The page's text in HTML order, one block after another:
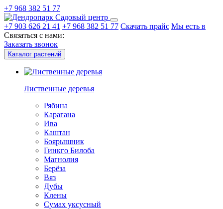
+7 968 382 51 77
Садовый центр
+7 903 626 21 41 +7 968 382 51 77 Скачать прайс Мы есть в
Связаться с нами:
Заказать звонок
Каталог растений
Лиственные деревья
Рябина
Карагана
Ива
Каштан
Боярышник
Гинкго Билоба
Магнолия
Берёза
Вяз
Дубы
Клены
Сумах уксусный